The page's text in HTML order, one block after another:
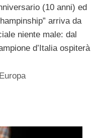
(10 anni) ed
arriva da
niente male: dal
d’Italia ospiterà